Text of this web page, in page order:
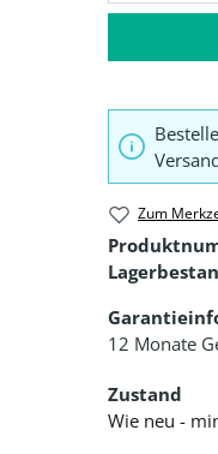
Zum
12 Monate
Zustand
Wie neu -